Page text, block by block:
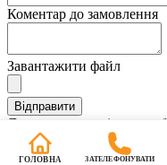
ГОЛОВНА ЗАТЕЛЕФОНУВАТИ
Коментар до замовлення
Завантажити файл
Дякуємо, ви успішно
Найближчим часом з
підтвердження